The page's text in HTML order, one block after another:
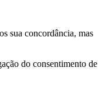
sua concordância, mas
do consentimento de